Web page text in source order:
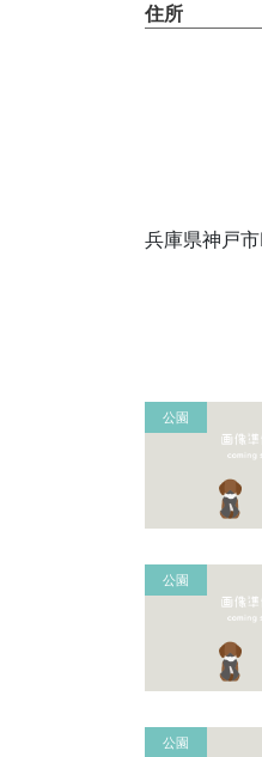
住所
兵庫県神戸
公園
公園
公園